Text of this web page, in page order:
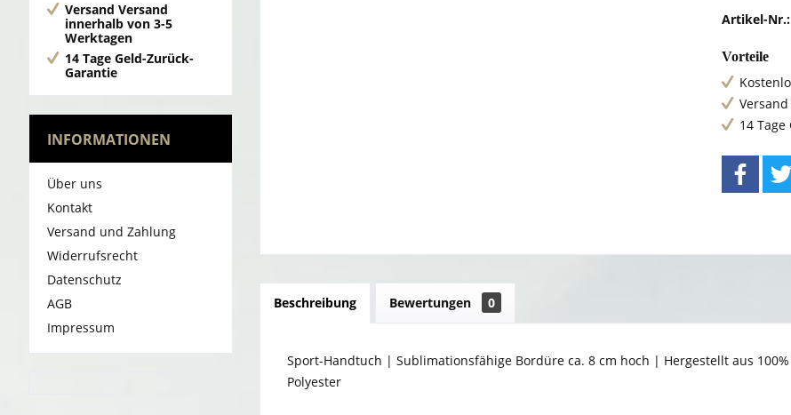
Versand Versand
innerhalb von 3-5
Werktagen
14 Tage Geld-Zurück-
Garantie
INFORMATIONEN
Über uns
Kontakt
Versand und Zahlung
Widerrufsrecht
Datenschutz
AGB
Impressum
Artikel-Nr.:
Vorteile
14
Beschreibung Bewertungen 0
Sport-Handtuch | Sublimationsfähige Bordüre ca. 8 cm hoch | Hergestellt aus
Polyester